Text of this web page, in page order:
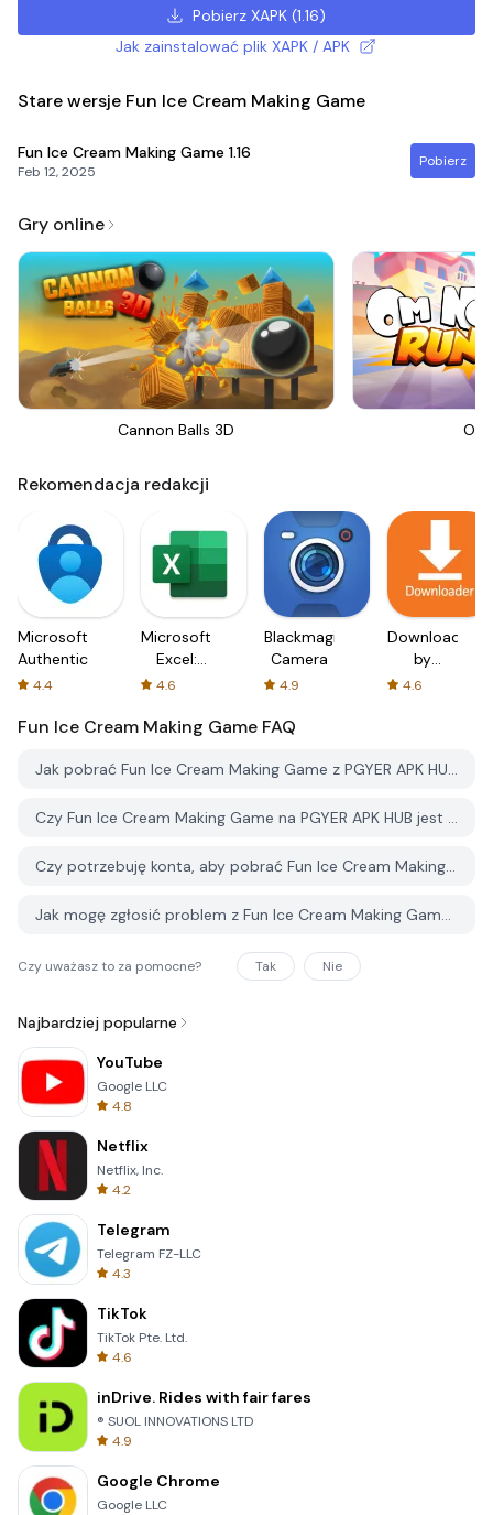
Pobierz XAPK (1.16)
Jak zainstalować plik XAPK / APK
Stare wersje Fun Ice Cream Making Game
Fun Ice Cream Making Game 1.16
Feb 12, 2025
Pobierz
Gry online
Cannon Balls 3D Om
Rekomendacja redakcji
Microsoft
Authenticator
4.4
Microsoft
Excel:
Spreadsheets
4.6
Blackmagic
Camera
4.9
Downloader
by
AFTVnews
4.6
Fun Ice Cream Making Game FAQ
Jak pobrać Fun Ice Cream Making Game z PGYER APK HUB?
Czy Fun Ice Cream Making Game na PGYER APK HUB jest darmowy do pobrania?
Czy potrzebuję konta, aby pobrać Fun Ice Cream Making Game z PGYER APK HUB?
Jak mogę zgłosić problem z Fun Ice Cream Making Game na PGYER APK HUB?
Czy uważasz to za pomocne? Tak Nie
Najbardziej popularne
YouTube
Google LLC
4.8
Netflix
Netflix, Inc.
4.2
Telegram
Telegram FZ-LLC
4.3
TikTok
TikTok Pte. Ltd.
4.6
inDrive. Rides with fair fares
® SUOL INNOVATIONS LTD
4.9
Google Chrome
Google LLC